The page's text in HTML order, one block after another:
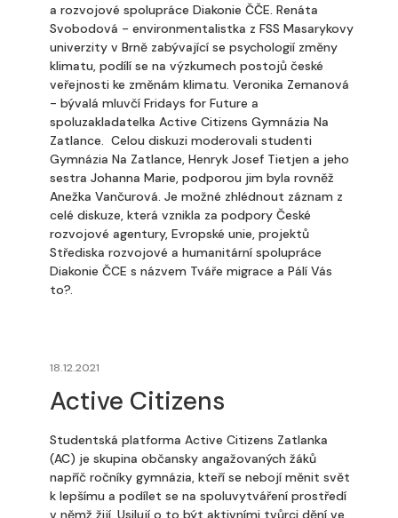
a rozvojové spolupráce Diakonie ČČE. Renáta
Svobodová - environmentalistka z FSS Masarykovy
univerzity v Brně zabývající se psychologií změny
klimatu, podílí se na výzkumech postojů české
veřejnosti ke změnám klimatu. Veronika Zemanová
- bývalá mluvčí Fridays for Future a
spoluzakladatelka Active Citizens Gymnázia Na
Zatlance. Celou diskuzi moderovali studenti
Gymnázia Na Zatlance, Henryk Josef Tietjen a jeho
sestra Johanna Marie, podporou jim byla rovněž
Anežka Vančurová. Je možné zhlédnout záznam z
celé diskuze, která vznikla za podpory České
rozvojové agentury, Evropské unie, projektů
Střediska rozvojové a humanitární spolupráce
Diakonie ČCE s názvem Tváře migrace a Pálí Vás
to?.
18.12.2021
Active Citizens
Studentská platforma Active Citizens Zatlanka
(AC) je skupina občansky angažovaných žáků
napříč ročníky gymnázia, kteří se nebojí měnit svět
k lepšímu a podílet se na spoluvytváření prostředí
v němž žijí. Usilují o to být aktivními tvůrci dění ve